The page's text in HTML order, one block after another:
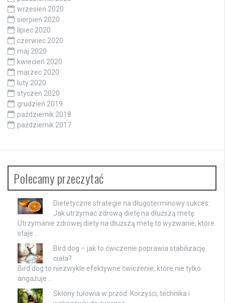
grudzień 2020
listopad 2020
październik 2020
wrzesień 2020
sierpień 2020
lipiec 2020
czerwiec 2020
maj 2020
kwiecień 2020
marzec 2020
luty 2020
styczeń 2020
Polecamy przeczytać
Utrzymanie zdrowej diety na dłuższą metę to wyzwanie, które
staje …
Bird dog to niezwykle efektywne ćwiczenie, które nie tylko